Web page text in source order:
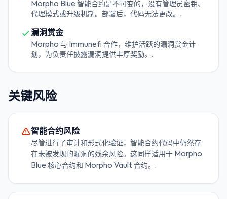
Morpho Blue 智能合约是不可变的，没有管理员密钥、
代理模式或升级机制。部署后，代码无法更改。.
漏洞赏金
Morpho 与 Immunefi 合作，维护活跃的漏洞赏金计
划，为负责任披露漏洞提供丰厚奖励。.
关键风险
智能合约风险
尽管进行了审计和形式化验证，智能合约代码中仍然存
在未被发现的漏洞的残余风险。这同样适用于 Morpho
Blue 核心合约和 Morpho Vault 合约。.